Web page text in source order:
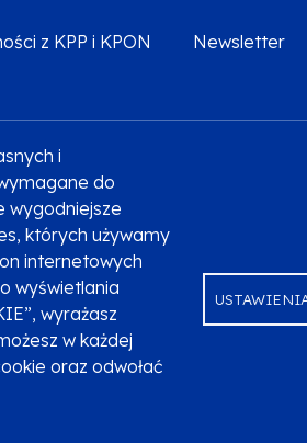
i
do
wygodniejsze
których używamy
internetowych
wyświetlania
wyrażasz
w każdej
oraz odwołać
z KPP i KPON Newsletter
Deklaracja dostępności
dla Małopolski na lata 2021-2027.